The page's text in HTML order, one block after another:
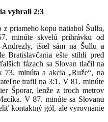
vyhrali 2:3
priameho kopu natiahol Šullu,
minúte skvelú prihrávku od
išiel sám na Šullu a
Bratislavčania ešte stihli pred
fázach sa Slovan tlačil na
73. minúta a akcia „Ruže“, na
trafil na 3:1. V 81. minúte
Šporar, lenže z troch metrov
V 87. minúte sa Slovanu
kontaktný gól, ale vyrovnanie